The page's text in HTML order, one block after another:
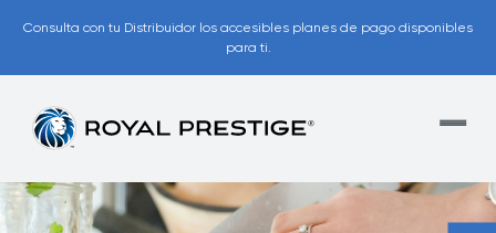
Consulta con tu Distribuidor los accesibles planes de pago disponibles
para ti.